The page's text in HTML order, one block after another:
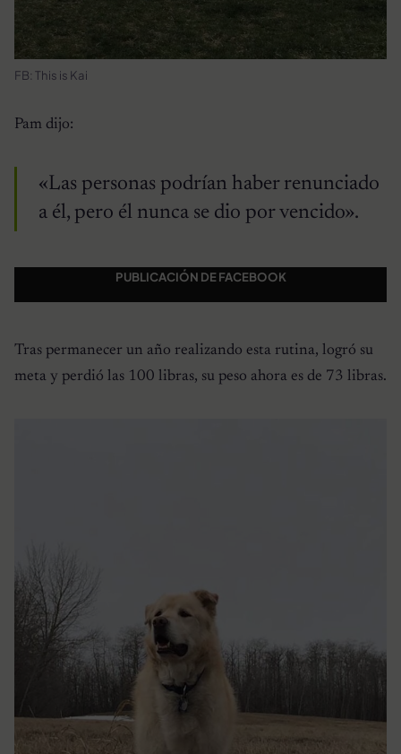
FB: This is Kai
Pam dijo:
«Las personas podrían haber renunciado
a él, pero él nunca se dio por vencido».
PUBLICACIÓN DE FACEBOOK
Tras permanecer un año realizando esta rutina, logró su
meta y perdió las 100 libras, su peso ahora es de 73 libras.